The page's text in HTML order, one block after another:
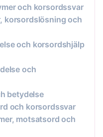
och korsordssvar
korsordslösning och
och korsordshjälp
och
betydelse
och korsordssvar
motsatsord och